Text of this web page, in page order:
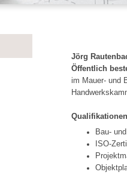
Jörg
Öffentlich
im Mauer- und
Bau-
ISO-